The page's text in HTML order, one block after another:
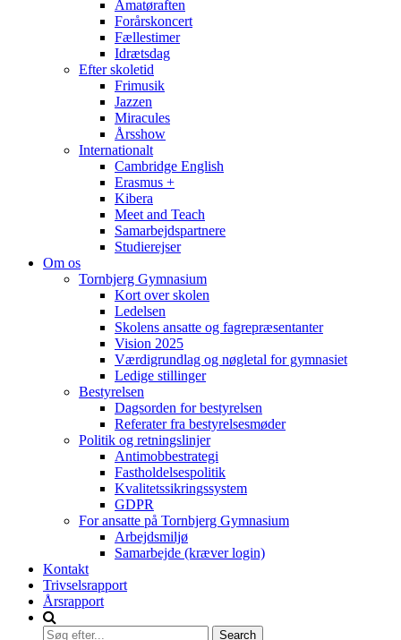
Amatøraften
Forårskoncert
Fællestimer
Idrætsdag
Efter skoletid
Frimusik
Jazzen
Miracules
Årsshow
Internationalt
Cambridge English
Erasmus +
Kibera
Meet and Teach
Samarbejdspartnere
Studierejser
Om os
Tornbjerg Gymnasium
Kort over skolen
Ledelsen
Skolens ansatte og fagrepræsentanter
Vision 2025
Værdigrundlag og nøgletal for gymnasiet
Ledige stillinger
Bestyrelsen
Dagsorden for bestyrelsen
Referater fra bestyrelsesmøder
Politik og retningslinjer
Antimobbestrategi
Fastholdelsespolitik
Kvalitetssikringssystem
GDPR
For ansatte på Tornbjerg Gymnasium
Arbejdsmiljø
Samarbejde (kræver login)
Kontakt
Trivselsrapport
Årsrapport